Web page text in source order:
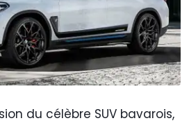
du célèbre SUV bavarois,